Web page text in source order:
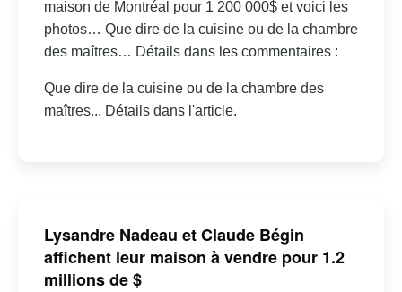
maison de Montréal pour 1 200 000$ et voici les
photos… Que dire de la cuisine ou de la chambre
des maîtres… Détails dans les commentaires :
Que dire de la cuisine ou de la chambre des
maîtres... Détails dans l'article.
Lysandre Nadeau et Claude Bégin
affichent leur maison à vendre pour 1.2
millions de $